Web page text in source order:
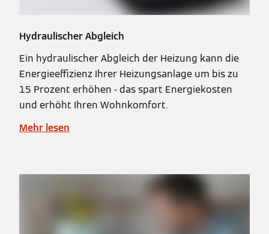
Hydraulischer Abgleich
Ein hydraulischer Abgleich der Heizung kann die
Energieeffizienz Ihrer Heizungsanlage um bis zu
15 Prozent erhöhen - das spart Energiekosten
und erhöht Ihren Wohnkomfort.
Mehr lesen